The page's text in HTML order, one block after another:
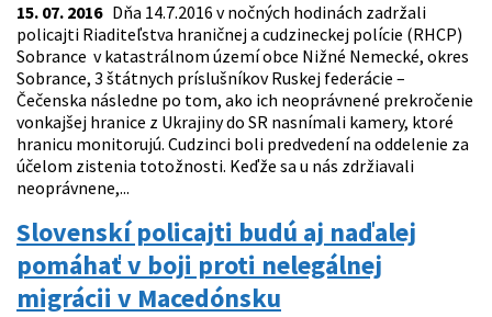
15. 07. 2016Dňa 14.7.2016 v nočných hodinách zadržali
policajti Riaditeľstva hraničnej a cudzineckej polície (RHCP)
Sobrance v katastrálnom území obce Nižné Nemecké, okres
Sobrance, 3 štátnych príslušníkov Ruskej federácie –
Čečenska následne po tom, ako ich neoprávnené prekročenie
vonkajšej hranice z Ukrajiny do SR nasnímali kamery, ktoré
hranicu monitorujú. Cudzinci boli predvedení na oddelenie za
účelom zistenia totožnosti. Keďže sa u nás zdržiavali
neoprávnene,...
Slovenskí policajti budú aj naďalej
pomáhať v boji proti nelegálnej
migrácii v Macedónsku